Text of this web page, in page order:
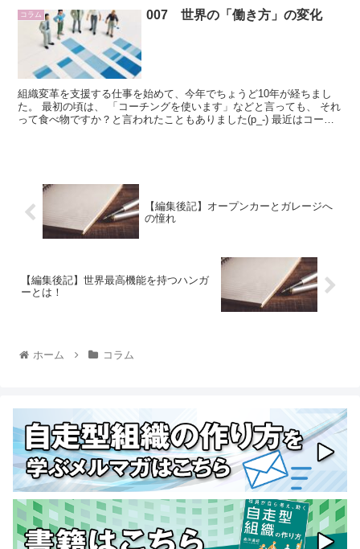
コラム 007 世界の「働き方」の変化
組織変革を支援する仕事を始めて、今年でちょうど10年が経ちまし
た。 最初の頃は、 「コーチングを使います」などと言っても、 それ
って食べ物ですか？と言われたこともありました(p_-) 最近はコーチ
【編集後記】オープンカーとガレージへ
の憧れ
【編集後記】世界最高機能を持つハンガ
ーとは！
ホーム コラム